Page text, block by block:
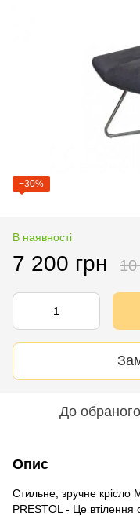
−30%
В наявності
7 200 грн 10
До обраного
Опис
Стильне, зручне крісло
PRESTOL - Це втілення